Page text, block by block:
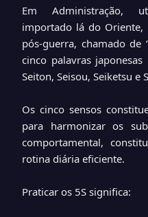
Em Administração,
importado lá do Oriente,
pós-guerra, chamado de
cinco palavras japonesas
Seiton, Seisou, Seiketsu e
Os cinco sensos
para harmonizar os
comportamental,
rotina diária eficiente.
Praticar os 5S significa: